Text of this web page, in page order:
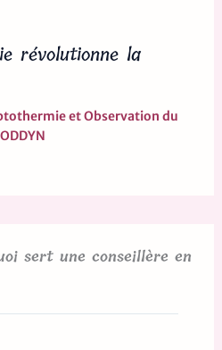
révolutionne la
et Observation du
sert une conseillère en